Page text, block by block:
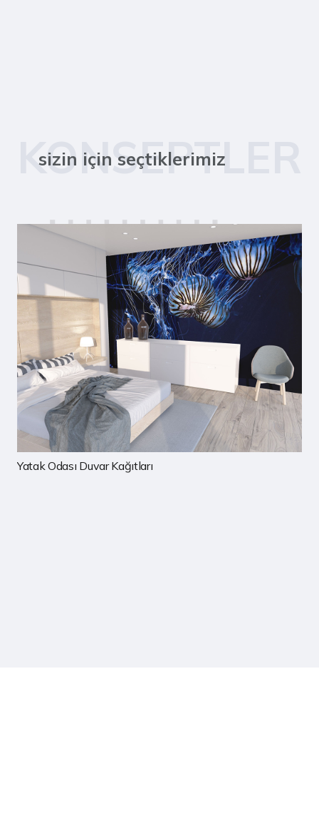
KONSEPTLER
sizin için seçtiklerimiz
Çocuk Odası Duvar Kağıtları